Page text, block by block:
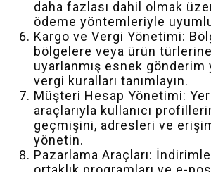
daha fazlası dahil olmak
ödeme yöntemleriyle
Kargo ve Vergi Yönetimi:
bölgelere veya ürün
uyarlanmış esnek
vergi kuralları tanımlayın.
Müşteri Hesap Yönetimi:
araçlarıyla kullanıcı
geçmişini, adresleri ve
yönetin.
Pazarlama Araçları: